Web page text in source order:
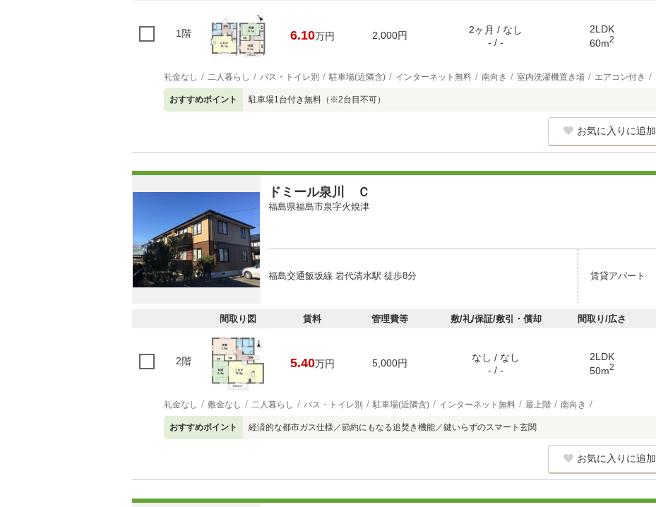
1階 6.10万円 2,000円
2ヶ月 / なし
- / -
2LDK
60m2
礼金なし 二人暮らし バス・トイレ別 駐車場(近隣含) インターネット無料 南向き 室内洗濯機置き場 エアコン付き
おすすめポイント 駐車場1台付き無料（※2台目不可）
お気に入りに追加
ドミール泉川 Ｃ
福島県福島市泉字火焼津
福島交通飯坂線 岩代清水駅 徒歩8分 賃貸アパート
間取り図 賃料 管理費等 敷/礼/保証/敷引・償却 間取り/広さ
2階 5.40万円 5,000円
なし / なし
- / -
2LDK
50m2
礼金なし 敷金なし 二人暮らし バス・トイレ別 駐車場(近隣含) インターネット無料 最上階 南向き
おすすめポイント 経済的な都市ガス仕様／節約にもなる追焚き機能／鍵いらずのスマート玄関
お気に入りに追加